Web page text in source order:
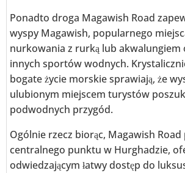
Ponadto droga Magawish Road
wyspy Magawish, popularnego
nurkowania z rurką lub akwalungiem
innych sportów wodnych.
bogate życie morskie sprawiają, że
ulubionym miejscem turystów
podwodnych przygód.
Ogólnie rzecz biorąc, Magawish Road
centralnego punktu w Hurghadzie,
odwiedzającym łatwy dostęp do